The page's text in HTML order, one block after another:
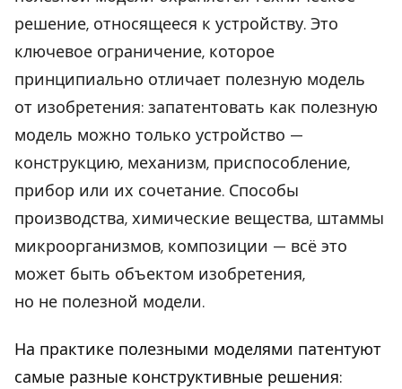
решение, относящееся к устройству. Это
ключевое ограничение, которое
принципиально отличает полезную модель
от изобретения: запатентовать как полезную
модель можно только устройство —
конструкцию, механизм, приспособление,
прибор или их сочетание. Способы
производства, химические вещества, штаммы
микроорганизмов, композиции — всё это
может быть объектом изобретения,
но не полезной модели.
На практике полезными моделями патентуют
самые разные конструктивные решения: